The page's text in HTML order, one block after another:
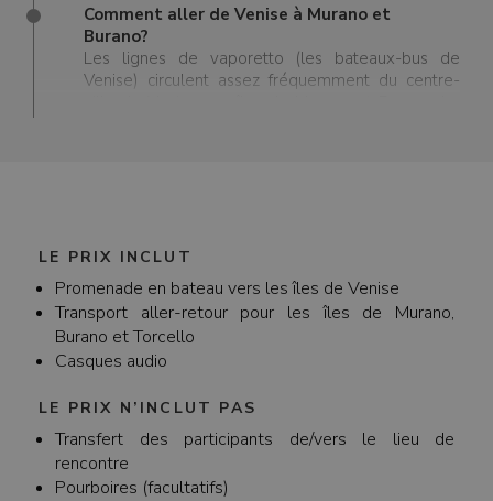
Comment aller de Venise à Murano et
Burano?
Les lignes de vaporetto (les bateaux-bus de
Venise) circulent assez fréquemment du centre-
prendre le ferry de Venise directement à Burano
avec la ligne de vaporetto 12. Nous vous
recommandons de vérifier les horaires pour les
heures de départ spécifiques en haute et basse
saison.
LE PRIX INCLUT
Promenade en bateau vers les îles de Venise
Transport aller-retour pour les îles de Murano,
Burano et Torcello
Casques audio
LE PRIX N’INCLUT PAS
Transfert des participants de/vers le lieu de
rencontre
Pourboires (facultatifs)